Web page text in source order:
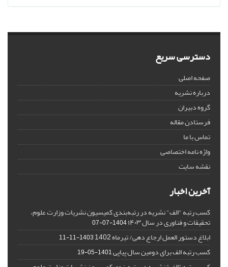
دسترسی سریع
صفحه اصلی
درباره نشریه
گروه دبیران
فرستادن مقاله
تماس با ما
واژه نامه اختصاصی
نقشه سایت
آخرین اخبار
کسب رتبه "الف" نشریه در رتبه‌بندی کمیسیون نشریات وزارت علوم،
تحقیقات و فناوری در سال ۱۴۰۳ 1404-07-07
ابلاغ دستور العمل ارجاع دهی/ تیرماه 1402 1403-11-11
کسب رتبه الف برای دومین سال پیاپی1401-05-19